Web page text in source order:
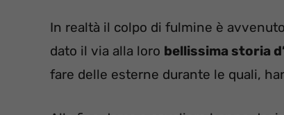
In realtà il colpo di fulmine è
dato il via alla loro bellissima storia
fare delle esterne durante le quali,